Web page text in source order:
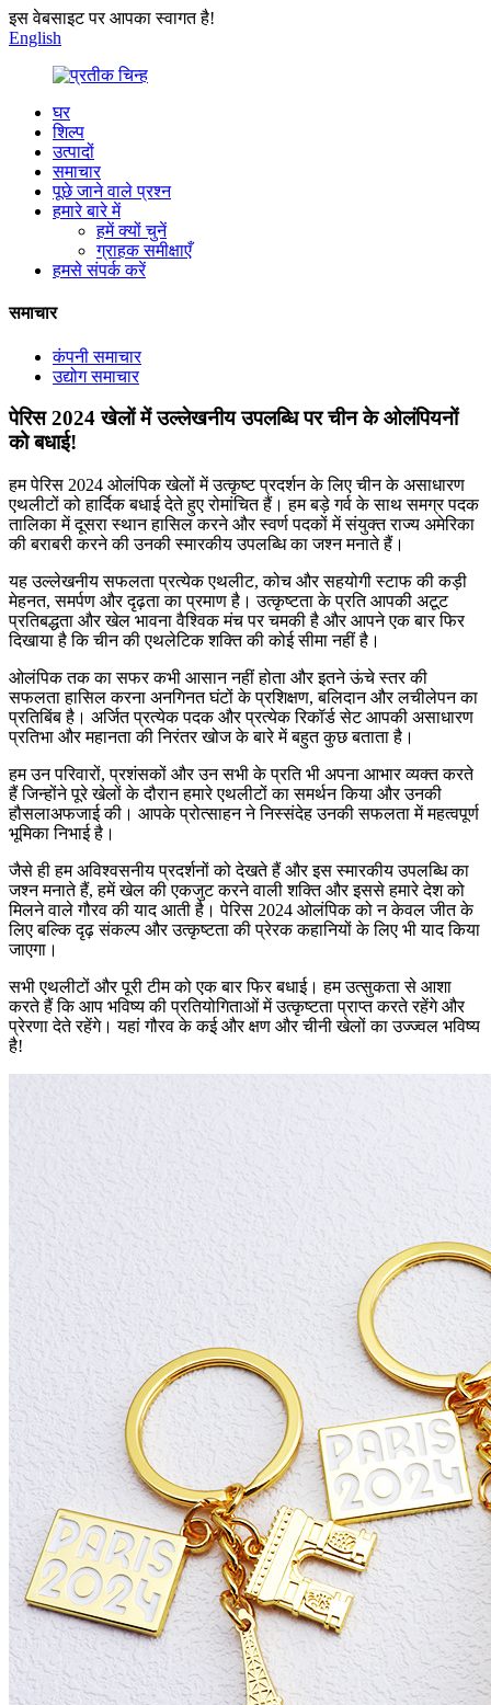
इस वेबसाइट पर आपका स्वागत है!
English
घर
शिल्प
उत्पादों
समाचार
पूछे जाने वाले प्रश्न
हमारे बारे में
हमें क्यों चुनें
ग्राहक समीक्षाएँ
हमसे संपर्क करें
समाचार
कंपनी समाचार
उद्योग समाचार
पेरिस 2024 खेलों में उल्लेखनीय उपलब्धि पर चीन के ओलंपियनों
को बधाई!
हम पेरिस 2024 ओलंपिक खेलों में उत्कृष्ट प्रदर्शन के लिए चीन के असाधारण
एथलीटों को हार्दिक बधाई देते हुए रोमांचित हैं। हम बड़े गर्व के साथ समग्र पदक
तालिका में दूसरा स्थान हासिल करने और स्वर्ण पदकों में संयुक्त राज्य अमेरिका
की बराबरी करने की उनकी स्मारकीय उपलब्धि का जश्न मनाते हैं।
यह उल्लेखनीय सफलता प्रत्येक एथलीट, कोच और सहयोगी स्टाफ की कड़ी
मेहनत, समर्पण और दृढ़ता का प्रमाण है। उत्कृष्टता के प्रति आपकी अटूट
प्रतिबद्धता और खेल भावना वैश्विक मंच पर चमकी है और आपने एक बार फिर
दिखाया है कि चीन की एथलेटिक शक्ति की कोई सीमा नहीं है।
ओलंपिक तक का सफर कभी आसान नहीं होता और इतने ऊंचे स्तर की
सफलता हासिल करना अनगिनत घंटों के प्रशिक्षण, बलिदान और लचीलेपन का
प्रतिबिंब है। अर्जित प्रत्येक पदक और प्रत्येक रिकॉर्ड सेट आपकी असाधारण
प्रतिभा और महानता की निरंतर खोज के बारे में बहुत कुछ बताता है।
हम उन परिवारों, प्रशंसकों और उन सभी के प्रति भी अपना आभार व्यक्त करते
हैं जिन्होंने पूरे खेलों के दौरान हमारे एथलीटों का समर्थन किया और उनकी
हौसलाअफजाई की। आपके प्रोत्साहन ने निस्संदेह उनकी सफलता में महत्वपूर्ण
भूमिका निभाई है।
जैसे ही हम अविश्वसनीय प्रदर्शनों को देखते हैं और इस स्मारकीय उपलब्धि का
जश्न मनाते हैं, हमें खेल की एकजुट करने वाली शक्ति और इससे हमारे देश को
मिलने वाले गौरव की याद आती है। पेरिस 2024 ओलंपिक को न केवल जीत के
लिए बल्कि दृढ़ संकल्प और उत्कृष्टता की प्रेरक कहानियों के लिए भी याद किया
जाएगा।
सभी एथलीटों और पूरी टीम को एक बार फिर बधाई। हम उत्सुकता से आशा
करते हैं कि आप भविष्य की प्रतियोगिताओं में उत्कृष्टता प्राप्त करते रहेंगे और
प्रेरणा देते रहेंगे। यहां गौरव के कई और क्षण और चीनी खेलों का उज्ज्वल भविष्य
है!